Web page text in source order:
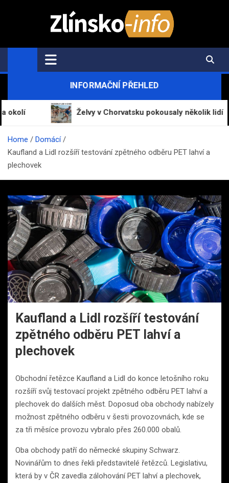
Zlínsko-Info.cz
Aktuální informace z regionu a zpravodajství
INFORMAČNÍ PŘEHLED
Želvy v Chorvatsku pokousaly několik lidí
Home
Domácí
Kaufland a Lidl rozšíří testování zpětného odběru PET lahví a
plechovek
Kaufland a Lidl rozšíří testování
zpětného odběru PET lahví a
plechovek
Obchodní řetězce Kaufland a Lidl do konce letošního roku
rozšíří svůj testovací projekt zpětného odběru PET lahví a
plechovek do dalších měst. Doposud oba obchody nabízely
možnost zpětného odběru v šesti provozovnách, kde se
za tři měsíce provozu vybralo přes 260.000 obalů.
Oba obchody patří do německé skupiny Schwarz.
Novinářům to dnes řekli představitelé řetězců. Legislativu,
která by v ČR zavedla zálohování PET lahví a plechovek,